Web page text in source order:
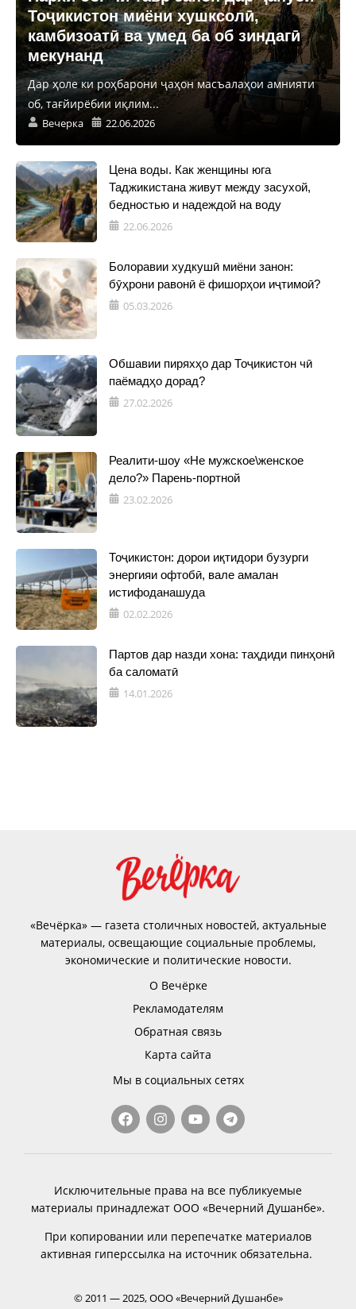
Тоҷикистон миёни хушксолӣ,
камбизоатӣ ва умед ба об зиндагӣ
мекунанд
Дар ҳоле ки роҳбарони ҷаҳон масъалаҳои амнияти
об, тағйирёбии иқлим...
Вечерка 22.06.2026
Цена воды. Как женщины юга
Таджикистана живут между засухой,
бедностью и надеждой на воду
22.06.2026
Болоравии худкушӣ миёни занон:
бӯҳрони равонӣ ё фишорҳои иҷтимоӣ?
05.03.2026
Обшавии пиряхҳо дар Тоҷикистон чӣ
паёмадҳо дорад?
27.02.2026
Реалити-шоу «Не мужское\женское
дело?» Парень-портной
23.02.2026
Тоҷикистон: дорои иқтидори бузурги
энергияи офтобӣ, вале амалан
истифоданашуда
02.02.2026
Партов дар назди хона: таҳдиди пинҳонӣ
ба саломатӣ
14.01.2026
«Вечёрка» — газета столичных новостей, актуальные
материалы, освещающие социальные проблемы,
экономические и политические новости.
О Вечёрке
Рекламодателям
Обратная связь
Карта сайта
Мы в социальных сетях
Исключительные права на все публикуемые
материалы принадлежат ООО «Вечерний Душанбе».
При копировании или перепечатке материалов
активная гиперссылка на источник обязательна.
© 2011 — 2025, ООО «Вечерний Душанбе»